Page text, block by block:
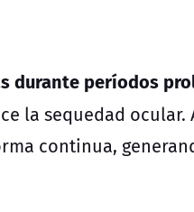
durante períodos
la sequedad ocular.
continua,